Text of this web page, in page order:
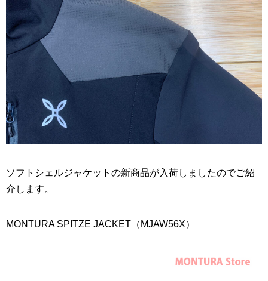
ソフトシェルジャケットの新商品が入荷しましたのでご紹
介します。
MONTURA SPITZE JACKET（MJAW56X）